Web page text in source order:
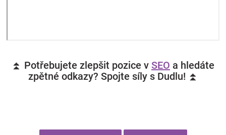
⏫ Potřebujete zlepšit pozice v SEO a hledáte
zpětné odkazy? Spojte síly s Dudlu! ⏫